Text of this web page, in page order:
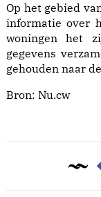
Op het gebied
informatie over
woningen het
gegevens
gehouden naar
Bron: Nu.cw